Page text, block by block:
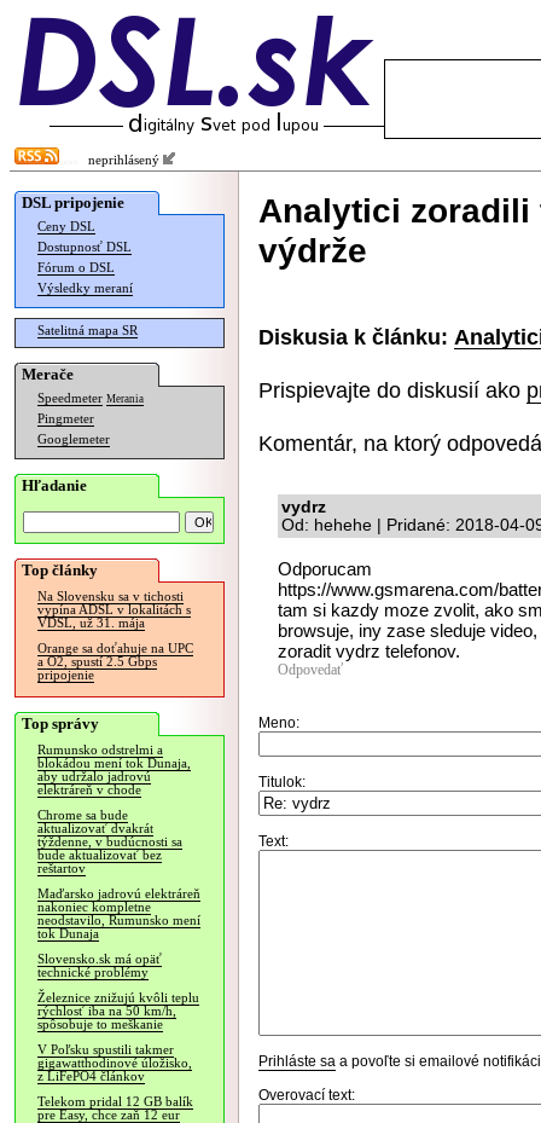
neprihlásený
DSL pripojenie
Ceny DSL
Dostupnosť DSL
Fórum o DSL
Výsledky meraní
Satelitná mapa SR
Merače
Speedmeter Merania
Pingmeter
Googlemeter
Hľadanie
Top články
Na Slovensku sa v tichosti
vypína ADSL v lokalitách s
VDSL, už 31. mája
Orange sa doťahuje na UPC
a O2, spustí 2.5 Gbps
pripojenie
Top správy
Rumunsko odstrelmi a
blokádou mení tok Dunaja,
aby udržalo jadrovú
elektráreň v chode
Chrome sa bude
aktualizovať dvakrát
týždenne, v budúcnosti sa
bude aktualizovať bez
reštartov
Maďarsko jadrovú elektráreň
nakoniec kompletne
neodstavilo, Rumunsko mení
tok Dunaja
Slovensko.sk má opäť
technické problémy
Železnice znižujú kvôli teplu
rýchlosť iba na 50 km/h,
spôsobuje to meškanie
V Poľsku spustili takmer
gigawatthodinové úložisko,
z LiFePO4 článkov
Telekom pridal 12 GB balík
pre Easy, chce zaň 12 eur
Analytici
výdrže
Diskusia k článku:
Prispievajte do diskusií ako
Komentár, na ktorý
vydrz
Od: hehehe | Pridané: 2018-04-
Odporucam
https://www.gsmarena.com/
tam si kazdy moze zvolit, ako
browsuje, iny zase sleduje
zoradit vydrz telefonov.
Odpovedať
Meno:
Titulok:
Text:
Prihláste sa a povoľte si emailové
Overovací text: